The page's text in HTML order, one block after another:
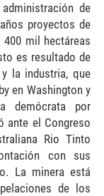
de
proyectos de
mil hectáreas
es resultado de
la industria, que
en Washington y
demócrata por
ante el Congreso
Rio Tinto
con sus
La minera está
de los